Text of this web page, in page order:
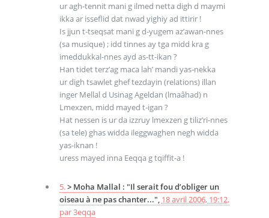
ur agh-tennit mani g ilmed netta digh d maymi
ikka ar isseflid dat nwad yighiy ad ittirir !
Is jjun t-tseqsat mani g d-yugem az’awan-nnes
(sa musique) ; idd tinnes ay tga midd kra g
imeddukkal-nnes ayd as-tt-ikan ?
Han tidet terz’ag maca lah’ mandi yas-nekka
ur digh tsawlet ghef tezdayin (relations) illan
inger Mellal d Usinag Ageldan (lmaâhad) n
Lmexzen, midd mayed t-igan ?
Hat nessen is ur da izzruy lmexzen g tiliz’ri-nnes
(sa tele) ghas widda ileggwaghen negh widda
yas-iknan !
uress mayed inna Eeqqa g tqiffit-a !
5.> Moha Mallal : "Il serait fou d’obliger un
oiseau à ne pas chanter...", 18 avril 2006, 19:12,
par3eqqa